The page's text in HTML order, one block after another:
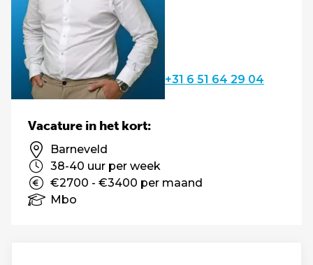
+31 6 51 64 29 04
Vacature in het kort:
Barneveld
38-40 uur per week
€2700 - €3400 per maand
Mbo